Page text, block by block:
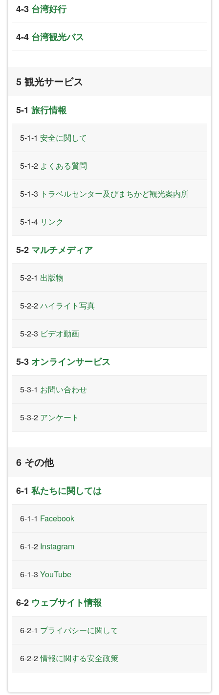
台湾好行
台湾観光バス
観光サービス
旅行情報
安全に関して
よくある質問
トラベルセンター及びまちかど観光案内所
リンク
マルチメディア
出版物
ハイライト写真
ビデオ動画
オンラインサービス
お問い合わせ
アンケート
その他
私たちに関しては
Facebook
Instagram
YouTube
ウェブサイト情報
プライバシーに関して
情報に関する安全政策